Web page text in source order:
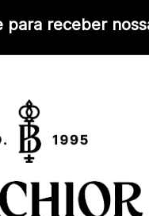
para receber